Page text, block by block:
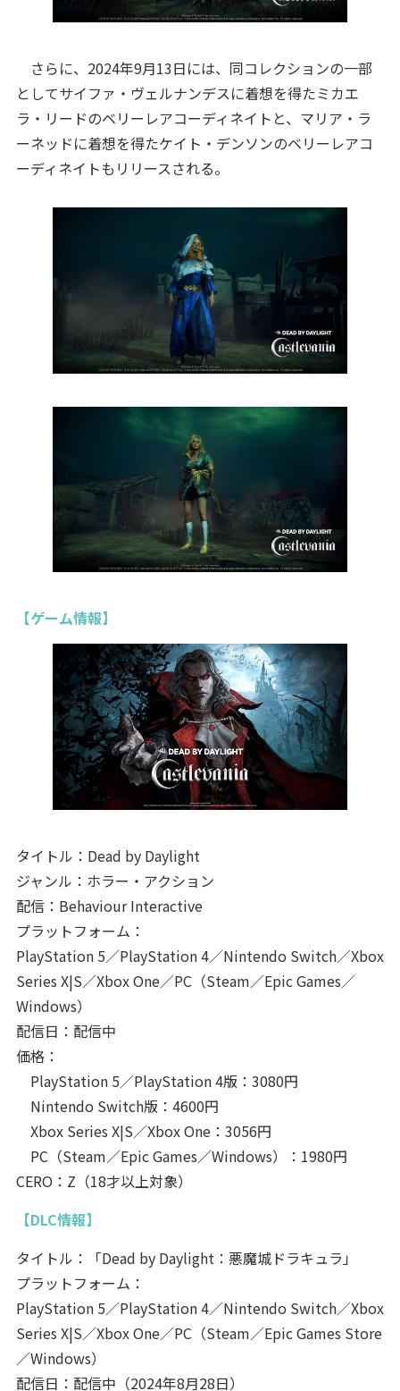
さらに、2024年9月13日には、同コレクションの一部
としてサイファ・ヴェルナンデスに着想を得たミカエ
ラ・リードのベリーレアコーディネイトと、マリア・ラ
ーネッドに着想を得たケイト・デンソンのベリーレアコ
ーディネイトもリリースされる。
【ゲーム情報】
タイトル：Dead by Daylight
ジャンル：ホラー・アクション
配信：Behaviour Interactive
プラットフォーム：
PlayStation 5／PlayStation 4／Nintendo Switch／Xbox
Series X|S／Xbox One／PC（Steam／Epic Games／
Windows）
配信日：配信中
価格：
PlayStation 5／PlayStation 4版：3080円
Nintendo Switch版：4600円
Xbox Series X|S／Xbox One：3056円
PC（Steam／Epic Games／Windows）：1980円
CERO：Z（18才以上対象）
【DLC情報】
タイトル：「Dead by Daylight：悪魔城ドラキュラ」
プラットフォーム：
PlayStation 5／PlayStation 4／Nintendo Switch／Xbox
Series X|S／Xbox One／PC（Steam／Epic Games Store
／Windows）
配信日：配信中（2024年8月28日）